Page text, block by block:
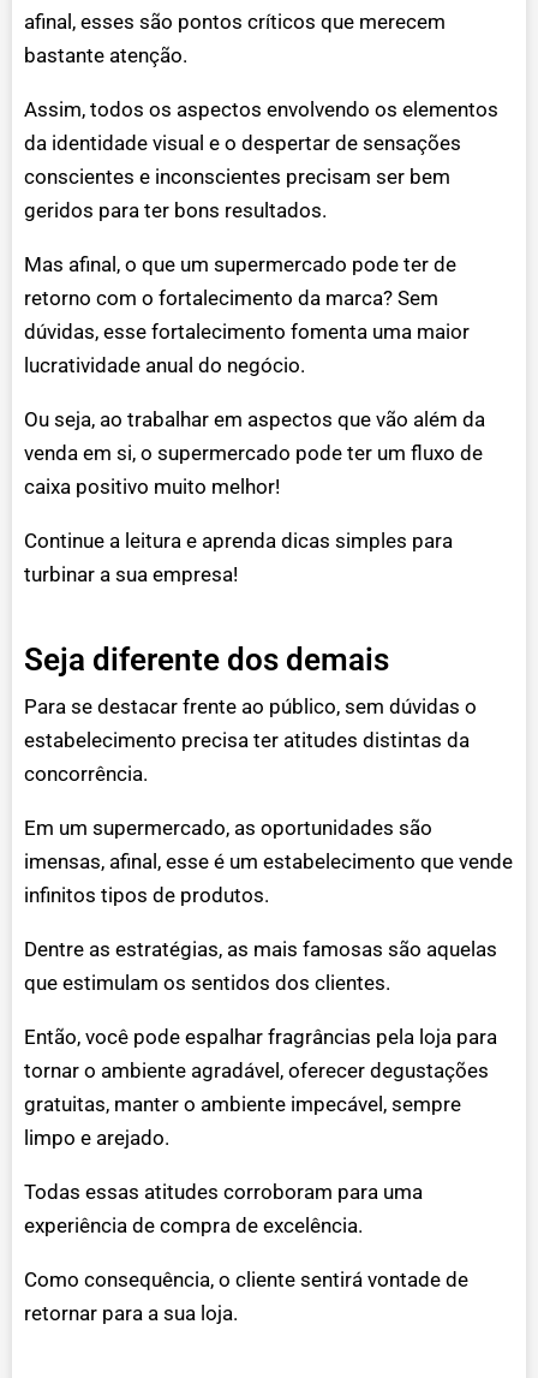
afinal, esses são pontos críticos que merecem
bastante atenção.
Assim, todos os aspectos envolvendo os elementos
da identidade visual e o despertar de sensações
conscientes e inconscientes precisam ser bem
geridos para ter bons resultados.
Mas afinal, o que um supermercado pode ter de
retorno com o fortalecimento da marca? Sem
dúvidas, esse fortalecimento fomenta uma maior
lucratividade anual do negócio.
Ou seja, ao trabalhar em aspectos que vão além da
venda em si, o supermercado pode ter um fluxo de
caixa positivo muito melhor!
Continue a leitura e aprenda dicas simples para
turbinar a sua empresa!
Seja diferente dos demais
Para se destacar frente ao público, sem dúvidas o
estabelecimento precisa ter atitudes distintas da
concorrência.
Em um supermercado, as oportunidades são
imensas, afinal, esse é um estabelecimento que vende
infinitos tipos de produtos.
Dentre as estratégias, as mais famosas são aquelas
que estimulam os sentidos dos clientes.
Então, você pode espalhar fragrâncias pela loja para
tornar o ambiente agradável, oferecer degustações
gratuitas, manter o ambiente impecável, sempre
limpo e arejado.
Todas essas atitudes corroboram para uma
experiência de compra de excelência.
Como consequência, o cliente sentirá vontade de
retornar para a sua loja.